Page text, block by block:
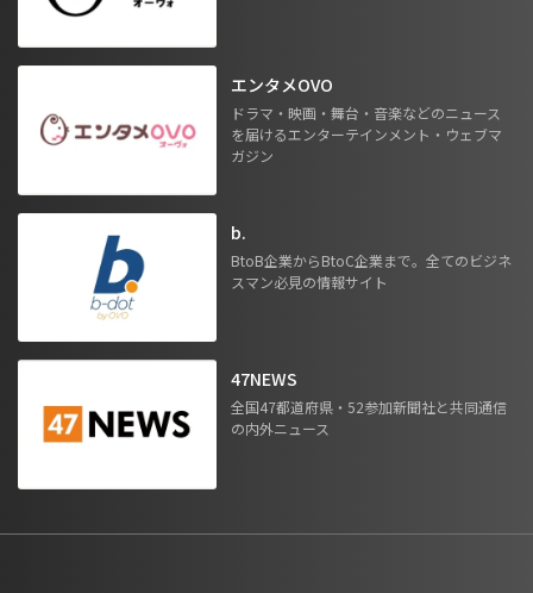
エンタメOVO
ドラマ・映画・舞台・音楽などのニュース
を届けるエンターテインメント・ウェブマ
ガジン
b.
BtoB企業からBtoC企業まで。全てのビジネ
スマン必見の情報サイト
47NEWS
全国47都道府県・52参加新聞社と共同通信
の内外ニュース